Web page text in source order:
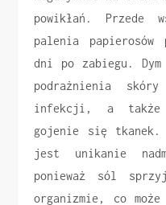
powikłań. Przede
palenia
dni po zabiegu. Dym
podrażnienia
infekcji, a także
gojenie się tkanek.
jest unikanie
ponieważ sól
organizmie, co